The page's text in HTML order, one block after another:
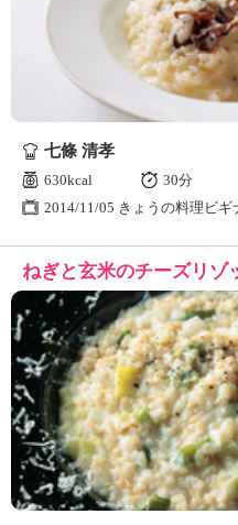
七條 清孝
630kcal
30分
2014/11/05 きょうの料理ビギ
ねぎと玄米のチーズリゾ